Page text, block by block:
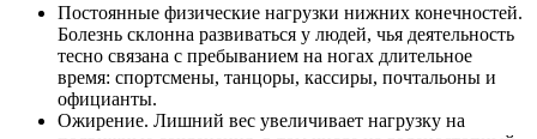
Постоянные физические нагрузки нижних конечностей.
Болезнь склонна развиваться у людей, чья деятельность
тесно связана с пребыванием на ногах длительное
время: спортсмены, танцоры, кассиры, почтальоны и
официанты.
Ожирение. Лишний вес увеличивает нагрузку на